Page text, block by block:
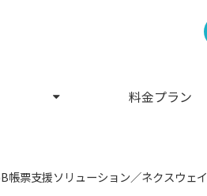
料金プラン
票支援ソリューション／ネクスウェイ